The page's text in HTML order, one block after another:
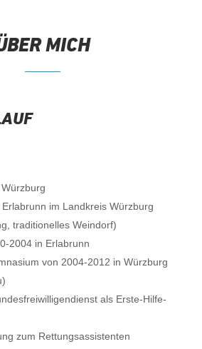
MICH
im Landkreis Würzburg
traditionelles Weindorf)
2004 in Erlabrunn
von 2004-2012 in Würzburg
als Erste-Hilfe-
zum Rettungsassistenten